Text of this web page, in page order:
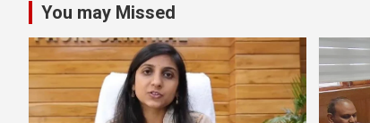
You may Missed